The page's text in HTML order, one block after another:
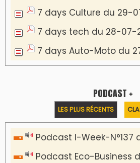
7 days Culture du 29-
7 days tech du 28-07-
7 days Auto-Moto du
PODCAST +
LES PLUS RÉCENTS
Podcast I-Week-N°137
Podcast Eco-Business